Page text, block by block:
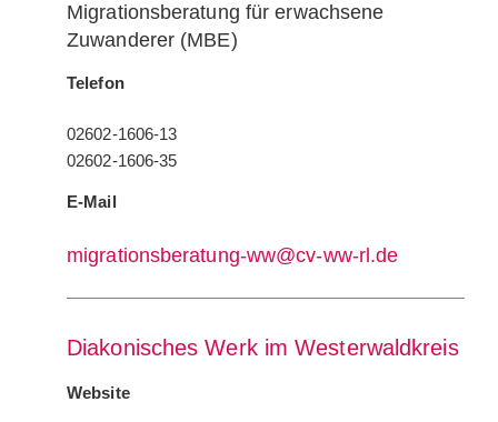
Migrationsberatung für erwachsene
Zuwanderer (MBE)
Telefon
02602-1606-13
02602-1606-35
E-Mail
migrationsberatung-ww@cv-ww-rl.de
Diakonisches Werk im Westerwaldkreis
Website